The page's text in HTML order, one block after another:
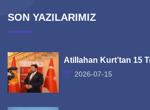
SON YAZILARIMIZ
Atillahan Kurt’tan 15
2026-07-15